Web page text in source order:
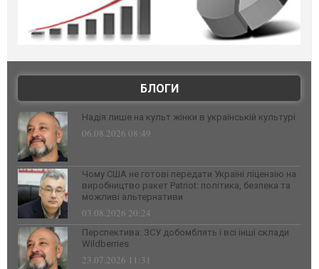
БЛОГИ
Надія лише на культ жінки в українській культурі
06.08.2026 08:49
Чому США не готові передати Україні ліцензію на
виробництво ракет Patriot: політика, безпека та
можливі альтернативи
03.08.2026 20:24
Перспектива: ЗСУ добомблять і всі інші склади
Wildberries
23.07.2026 11:31